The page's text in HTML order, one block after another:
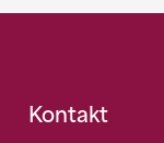
Fusszeile
Kontakt